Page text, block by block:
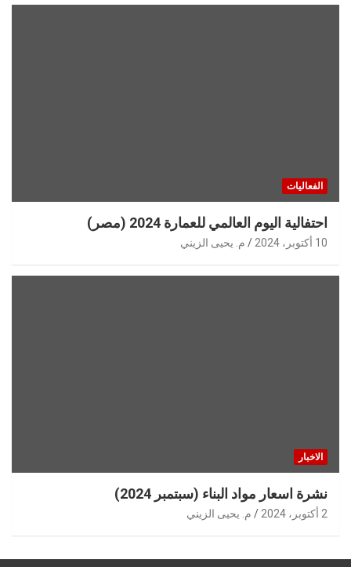
الفعاليات
احتفالية اليوم العالمي للعمارة 2024 (مصر)
10 أكتوبر، 2024 م. يحيى الزيني
الاخبار
نشرة اسعار مواد البناء (سبتمبر 2024)
2 أكتوبر، 2024 م. يحيى الزيني